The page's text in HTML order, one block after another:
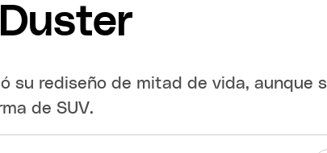
su rediseño de mitad de vida, aunque
de SUV.